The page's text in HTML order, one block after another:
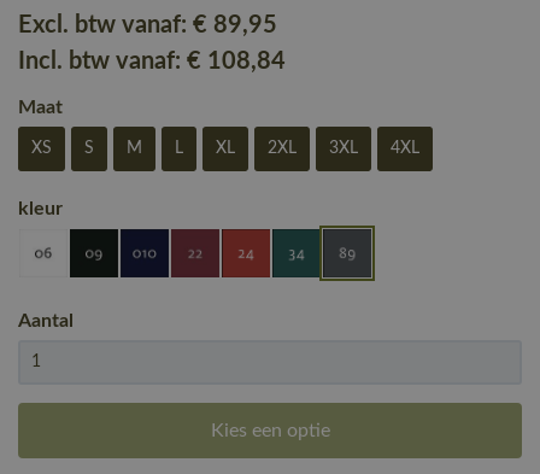
Excl. btw vanaf: € 89,95
Incl. btw vanaf: € 108,84
Maat
XS S M L XL 2XL 3XL 4XL
kleur
Aantal
Kies een optie